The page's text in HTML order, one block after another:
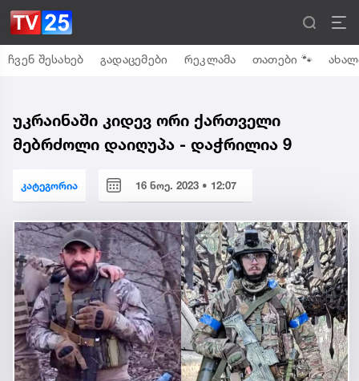
ჩვენ შესახებ გადაცემები რეკლამა თათები 🐾
უკრაინაში კიდევ ორი ქართველი
მებრძოლი დაიღუპა - დაჭრილია 9
კატეგორია 16 ნოე. 2023 • 12:07